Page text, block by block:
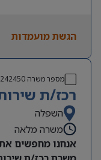
הגשת מועמדות
מספר משרה242450
רכז/ת
השפלה
משרה מלאה
אנחנו מחפשים